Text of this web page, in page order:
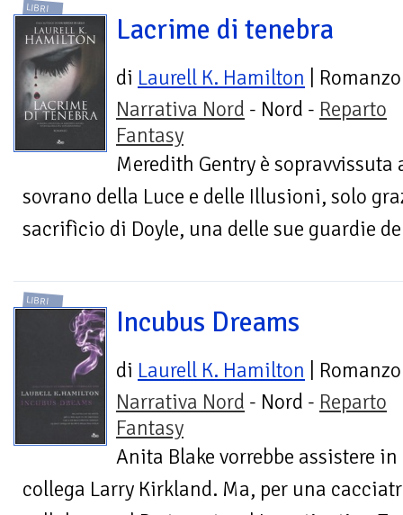
LIBRI
Lacrime di tenebra
di Laurell K. Hamilton | Romanzo
Narrativa Nord - Nord - Reparto
Fantasy
Meredith Gentry è
sovrano della Luce e delle Illusioni, solo
sacrifìcio di Doyle, una delle sue guardie
LIBRI
Incubus Dreams
di Laurell K. Hamilton | Romanzo
Narrativa Nord - Nord - Reparto
Fantasy
Anita Blake vorrebbe assistere
collega Larry Kirkland. Ma, per una